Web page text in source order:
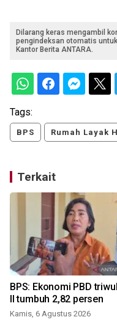
Dilarang keras mengambil
pengindeksan otomatis
Kantor Berita ANTARA.
Tags:
BPS Rumah Layak
Terkait
BPS: Ekonomi PBD
II tumbuh 2,82 persen
Kamis, 6 Agustus 2026